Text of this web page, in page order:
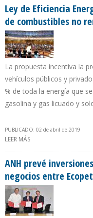
Ley de Eficiencia
de combustibles no
La propuesta incentiva la
vehículos públicos y
% de toda la energía que
gasolina y gas licuado y
PUBLICADO: 02 de abril de 2019
LEER MÁS
ANH prevé
negocios entre